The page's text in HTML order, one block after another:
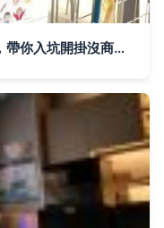
記者實探鄭州手帳咖必去的文創店，帶你入坑開掛沒商量！——創咖寄賣小店里的文藝寶藏